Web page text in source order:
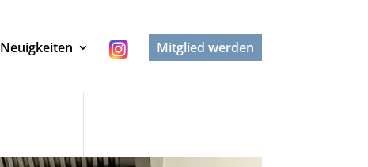
Neuigkeiten Mitglied werden